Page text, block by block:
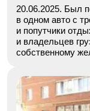
20.06.2025. Был
в одном авто с
и попутчики
и владельцев
собственному